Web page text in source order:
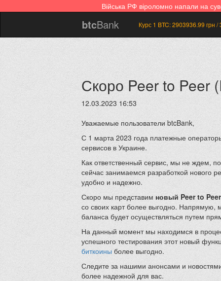
Війська РФ віроломно напали на
btcBank Курс 1 BTC:2903936.99 грн /
Скоро Peer to Peer
12.03.2023 16:53
Уважаемые пользователи btcBank,
С 1 марта 2023 года платежные
сервисов в Украине.
Как ответственный сервис, мы не ждем,
сейчас занимаемся разработкой нового
удобно и надежно.
Скоро мы представим новый Peer to
со своих карт более выгодно. Напрямую,
баланса будет осуществляться путем
На данный момент мы находимся в
успешного тестирования этот новый
биткоины более выгодно.
Следите за нашими анонсами и
более надежной для вас.